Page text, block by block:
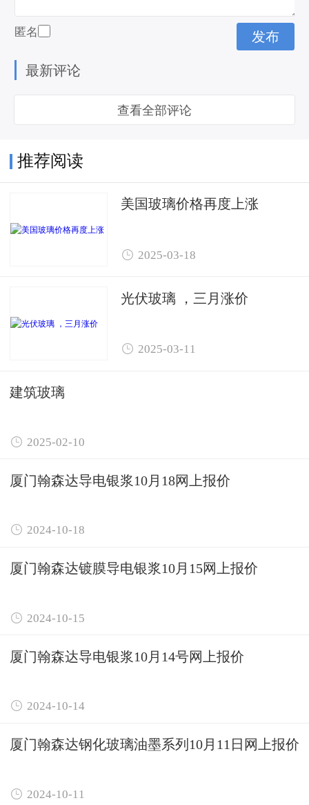
匿名
最新评论
查看全部评论
推荐阅读
美国玻璃价格再度上涨
 2025-03-18
光伏玻璃 ，三月涨价
 2025-03-11
建筑玻璃
 2025-02-10
厦门翰森达导电银浆10月18网上报价
 2024-10-18
厦门翰森达镀膜导电银浆10月15网上报价
 2024-10-15
厦门翰森达导电银浆10月14号网上报价
 2024-10-14
厦门翰森达钢化玻璃油墨系列10月11日网上报价
 2024-10-11